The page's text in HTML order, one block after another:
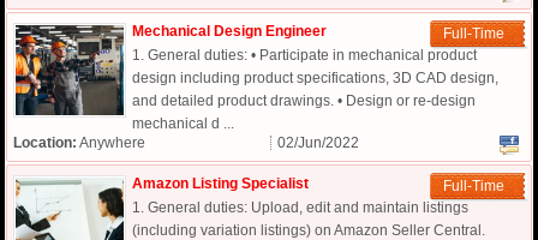
Mechanical Design Engineer
Full-Time
1. General duties: • Participate in mechanical product
design including product specifications, 3D CAD design,
and detailed product drawings. • Design or re-design
mechanical d ...
Location: Anywhere 02/Jun/2022
Amazon Listing Specialist
Full-Time
1. General duties: Upload, edit and maintain listings
(including variation listings) on Amazon Seller Central.